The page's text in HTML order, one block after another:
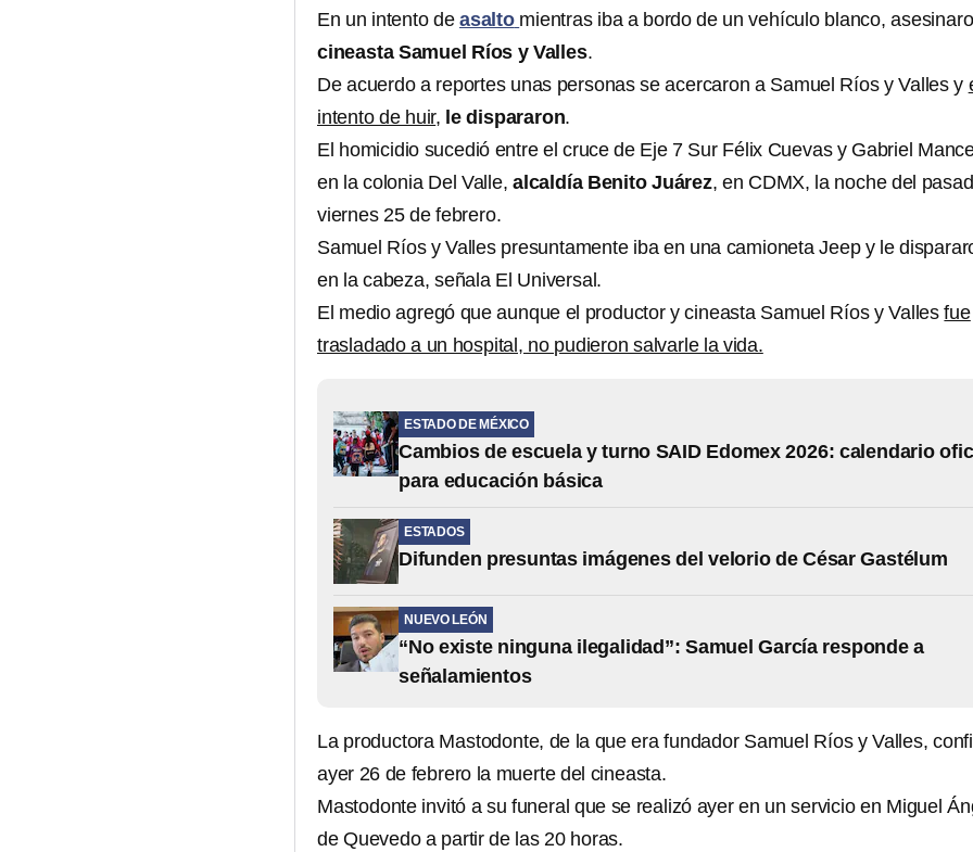
En un intento de asalto mientras iba a bordo de un vehículo blanco,
cineasta Samuel Ríos y Valles.
De acuerdo a reportes unas personas se acercaron a Samuel Ríos y Valles y
intento de huir, le dispararon.
El homicidio sucedió entre el cruce de Eje 7 Sur Félix Cuevas y Gabriel
en la colonia Del Valle,alcaldía Benito Juárez, en CDMX, la noche del
viernes 25 de febrero.
Samuel Ríos y Valles presuntamente iba en una camioneta Jeep y le
en la cabeza, señala El Universal.
El medio agregó que aunque el productor y cineasta Samuel Ríos y Vallesfue
trasladado a un hospital, no pudieron salvarle la vida.
ESTADO DE MÉXICO
Cambios de escuela y turno SAID Edomex 2026: calendario
para educación básica
ESTADOS
Difunden presuntas imágenes del velorio de César Gastélum
NUEVO LEÓN
“No existe ninguna ilegalidad”: Samuel García responde a
señalamientos
La productora Mastodonte, de la que era fundador Samuel Ríos y Valles,
ayer 26 de febrero la muerte del cineasta.
Mastodonte invitó a su funeral que se realizó ayer en un servicio en Miguel
de Quevedo a partir de las 20 horas.